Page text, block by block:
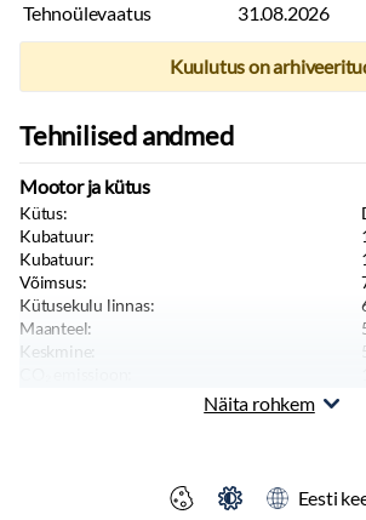
Tehnoülevaatus
31.08.2026
Kuulutus on
Tehnilised andmed
Mootor ja kütus
Kütus:
Kubatuur:
Kubatuur:
Võimsus:
Kütusekulu linnas:
Maanteel:
Keskmine:
Näita rohkem
Eesti